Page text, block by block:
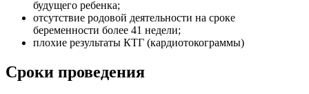
будущего ребенка;
отсутствие родовой деятельности на сроке
беременности более 41 недели;
плохие результаты КТГ (кардиотокограммы)
Сроки проведения